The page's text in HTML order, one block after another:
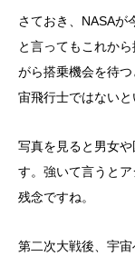
さておき、NASAが
と言ってもこれか
がら搭乗機会を待
宙飛行士ではないと
写真を見ると男女
す。強いて言うと
残念ですね。
第二次大戦後、宇